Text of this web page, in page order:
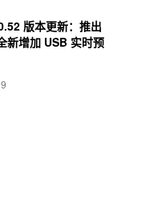
版本更新：推出
新增加 USB 实时预